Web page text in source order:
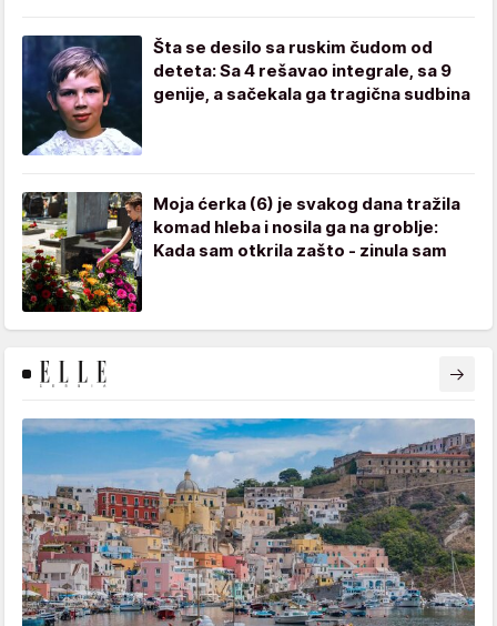
Šta se desilo sa ruskim čudom od
deteta: Sa 4 rešavao integrale, sa 9
genije, a sačekala ga tragična sudbina
Moja ćerka (6) je svakog dana tražila
komad hleba i nosila ga na groblje:
Kada sam otkrila zašto - zinula sam